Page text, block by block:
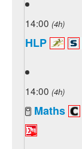
14:00 (4h)
HLP
14:00 (4h)
Maths